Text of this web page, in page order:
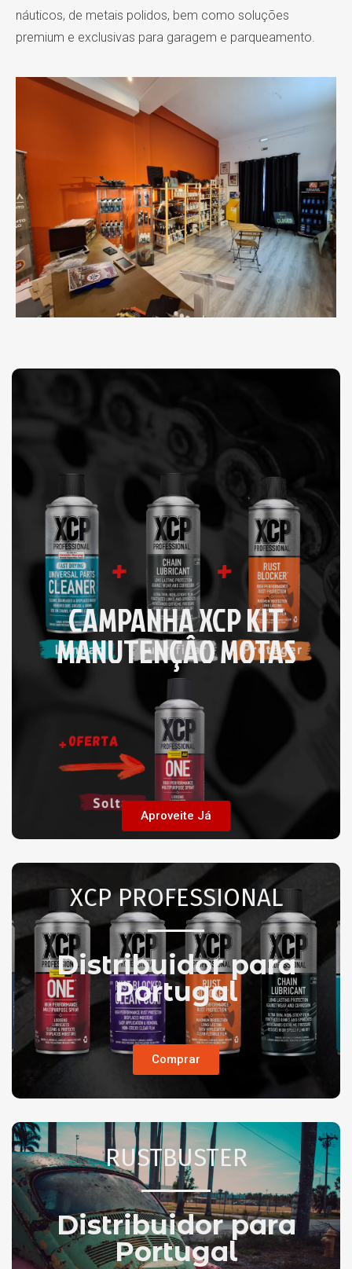
náuticos, de metais polidos, bem como soluções
premium e exclusivas para garagem e parqueamento.
CAMPANHA XCP KIT
MANUTENÇÂO MOTAS
Aproveite Já
XCP PROFESSIONAL
Distribuidor para
Portugal
Comprar
RUSTBUSTER
Distribuidor para
Portugal